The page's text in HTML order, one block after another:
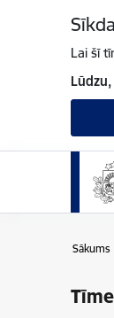
Lai šī
Sākums